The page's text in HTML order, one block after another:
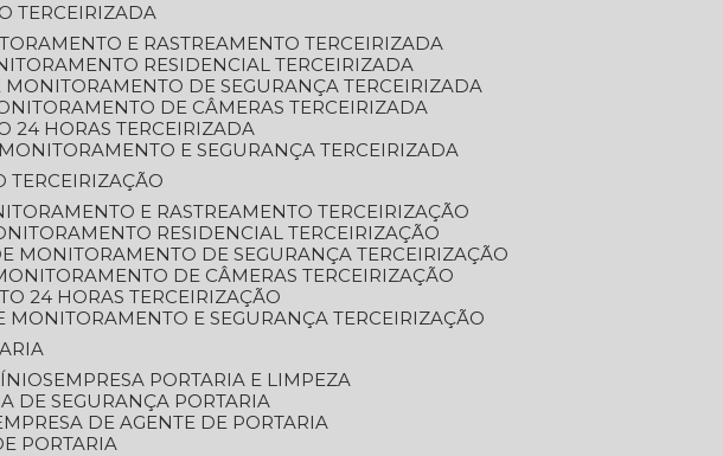
TERCEIRIZADA
E RASTREAMENTO TERCEIRIZADA
RESIDENCIAL TERCEIRIZADA
MONITORAMENTO DE SEGURANÇA TERCEIRIZADA
DE CÂMERAS TERCEIRIZADA
24 HORAS TERCEIRIZADA
MONITORAMENTO E SEGURANÇA TERCEIRIZADA
TERCEIRIZAÇÃO
E RASTREAMENTO TERCEIRIZAÇÃO
RESIDENCIAL TERCEIRIZAÇÃO
MONITORAMENTO DE SEGURANÇA TERCEIRIZAÇÃO
DE CÂMERAS TERCEIRIZAÇÃO
24 HORAS TERCEIRIZAÇÃO
MONITORAMENTO E SEGURANÇA TERCEIRIZAÇÃO
EMPRESA PORTARIA E LIMPEZA
DE SEGURANÇA PORTARIA
EMPRESA DE AGENTE DE PORTARIA
PORTARIA